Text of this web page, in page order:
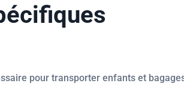
pour transporter enfants et